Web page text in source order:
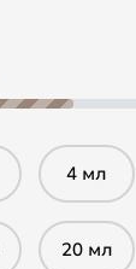
4 мл
20 мл